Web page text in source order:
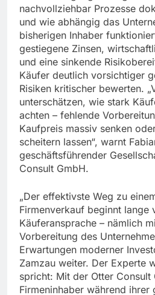
nachvollziehbar Prozesse
und wie abhängig das
bisherigen Inhaber
gestiegene Zinsen,
und eine sinkende
Käufer deutlich vorsichtiger
Risiken kritischer bewerten.
unterschätzen, wie stark
achten – fehlende
Kaufpreis massiv senken
scheitern lassen“, warnt
geschäftsführender
Consult GmbH.
„Der effektivste Weg zu
Firmenverkauf beginnt lange
Käuferansprache – nämlich
Vorbereitung des
Erwartungen moderner
Zamzau weiter. Der Experte
spricht: Mit der Otter Consult
Firmeninhaber während ihrer